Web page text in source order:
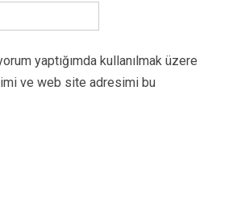
yaptığımda kullanılmak üzere
ve web site adresimi bu